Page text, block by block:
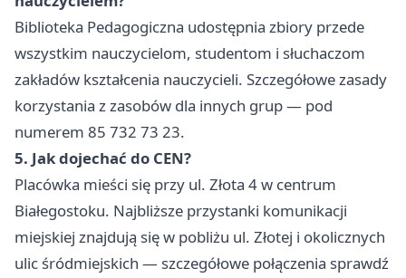
Biblioteka Pedagogiczna udostępnia zbiory przede
wszystkim nauczycielom, studentom i słuchaczom
zakładów kształcenia nauczycieli. Szczegółowe zasady
korzystania z zasobów dla innych grup — pod
numerem 85 732 73 23.
5. Jak dojechać do CEN?
Placówka mieści się przy ul. Złota 4 w centrum
Białegostoku. Najbliższe przystanki komunikacji
miejskiej znajdują się w pobliżu ul. Złotej i okolicznych
ulic śródmiejskich — szczegółowe połączenia sprawdź